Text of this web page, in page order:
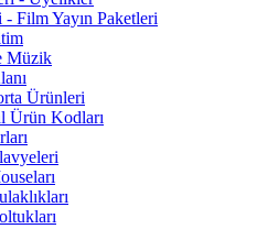
Film Yayın Paketleri
Müzik
Ürünleri
Ürün Kodları